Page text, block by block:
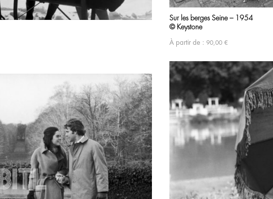
Sur les berges Seine – 1954
© Keystone
À partir de : 90,00 €